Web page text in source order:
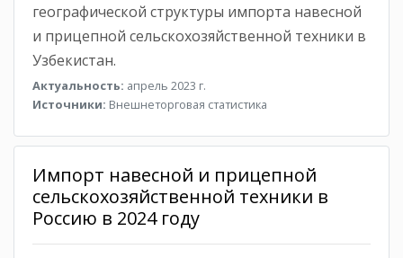
географической структуры импорта навесной
и прицепной сельскохозяйственной техники в
Узбекистан.
Актуальность: апрель 2023 г.
Источники: Внешнеторговая статистика
Импорт навесной и прицепной
сельскохозяйственной техники в
Россию в 2024 году